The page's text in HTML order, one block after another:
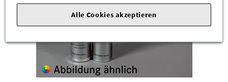
Alle Cookies akzeptieren